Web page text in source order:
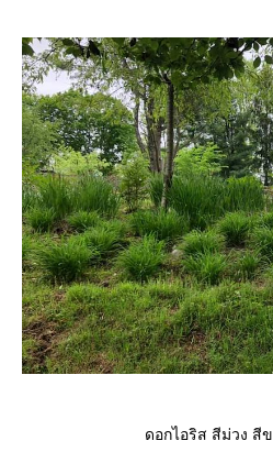
ดอกไอริส สีม่วง สี